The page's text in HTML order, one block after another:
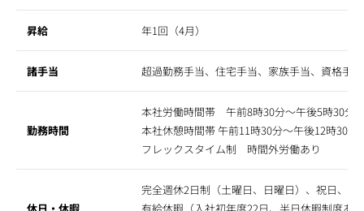
昇給 年1回（4月）
諸手当 超過勤務手当、住宅手当、家族手当、資格手
勤務時間
本社労働時間帯 午前8時30分～午後5時30分
本社休憩時間帯 午前11時30分～午後12時30
フレックスタイム制 時間外労働あり
完全週休2日制（土曜日、日曜日）、祝日、年